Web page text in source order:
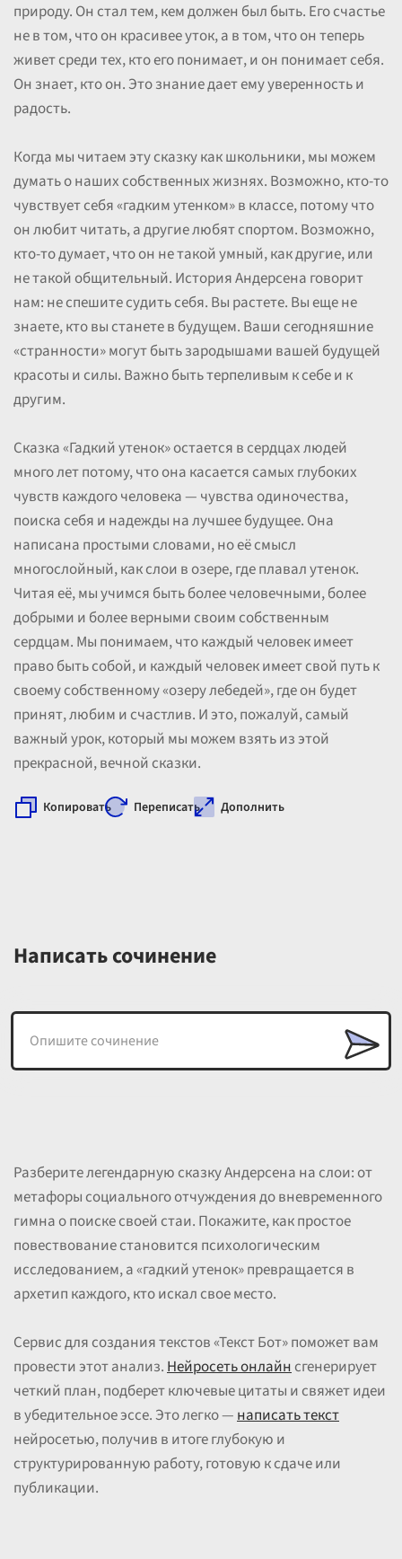
природу. Он стал тем, кем должен был быть. Его счастье
не в том, что он красивее уток, а в том, что он теперь
живет среди тех, кто его понимает, и он понимает себя.
Он знает, кто он. Это знание дает ему уверенность и
радость.
Когда мы читаем эту сказку как школьники, мы можем
думать о наших собственных жизнях. Возможно, кто-то
чувствует себя «гадким утенком» в классе, потому что
он любит читать, а другие любят спортом. Возможно,
кто-то думает, что он не такой умный, как другие, или
не такой общительный. История Андерсена говорит
нам: не спешите судить себя. Вы растете. Вы еще не
знаете, кто вы станете в будущем. Ваши сегодняшние
«странности» могут быть зародышами вашей будущей
красоты и силы. Важно быть терпеливым к себе и к
другим.
Сказка «Гадкий утенок» остается в сердцах людей
много лет потому, что она касается самых глубоких
чувств каждого человека — чувства одиночества,
поиска себя и надежды на лучшее будущее. Она
написана простыми словами, но её смысл
многослойный, как слои в озере, где плавал утенок.
Читая её, мы учимся быть более человечными, более
добрыми и более верными своим собственным
сердцам. Мы понимаем, что каждый человек имеет
право быть собой, и каждый человек имеет свой путь к
своему собственному «озеру лебедей», где он будет
принят, любим и счастлив. И это, пожалуй, самый
важный урок, который мы можем взять из этой
прекрасной, вечной сказки.
Копировать Переписать Дополнить
Написать сочинение
Разберите легендарную сказку Андерсена на слои: от
метафоры социального отчуждения до вневременного
гимна о поиске своей стаи. Покажите, как простое
повествование становится психологическим
исследованием, а «гадкий утенок» превращается в
архетип каждого, кто искал свое место.
Сервис для создания текстов «Текст Бот» поможет вам
провести этот анализ.Нейросеть онлайнсгенерирует
четкий план, подберет ключевые цитаты и свяжет идеи
в убедительное эссе. Это легко —написать текст
нейросетью, получив в итоге глубокую и
структурированную работу, готовую к сдаче или
публикации.